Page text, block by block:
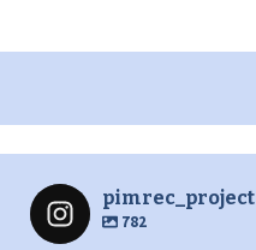
pimrec_project
782